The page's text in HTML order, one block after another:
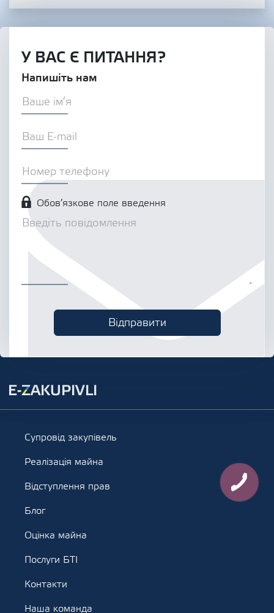
У ВАС Є ПИТАННЯ?
Напишіть нам
Обов’язкове поле введення
Супровід закупівель
Реалізація майна
Відступлення прав
Блог
Оцінка майна
Послуги БТІ
Контакти
Наша команда